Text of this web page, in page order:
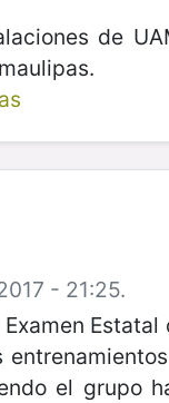
de
- 21:25.
el grupo